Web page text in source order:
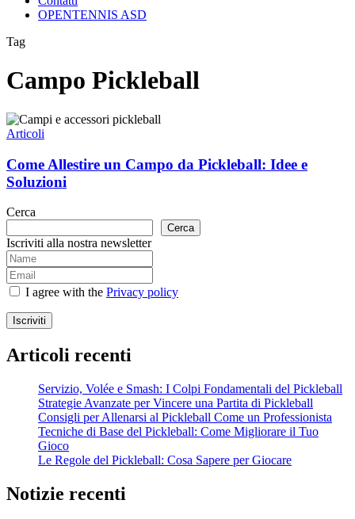
OPENTENNIS ASD
Tag
Campo Pickleball
Come
Allestire
Campo
da
Pickleball:
e
Soluzioni
Articoli
Come Allestire un Campo da Pickleball: Idee e
Soluzioni
Cerca
Cerca
Iscriviti alla nostra newsletter
I agree with the Privacy policy
Iscriviti
Articoli recenti
Servizio, Volée e Smash: I Colpi Fondamentali del Pickleball
Strategie Avanzate per Vincere una Partita di Pickleball
Consigli per Allenarsi al Pickleball Come un Professionista
Tecniche di Base del Pickleball: Come Migliorare il Tuo
Gioco
Le Regole del Pickleball: Cosa Sapere per Giocare
Notizie recenti